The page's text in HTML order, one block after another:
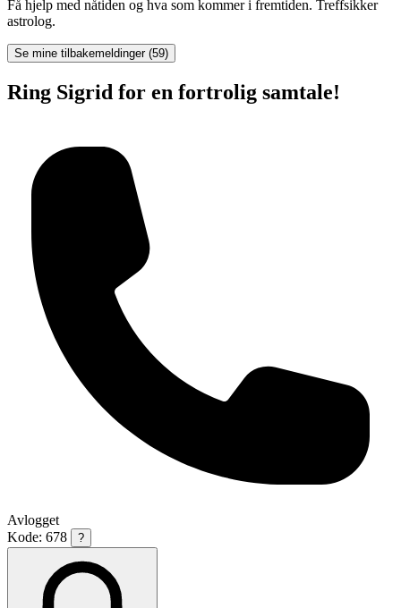
Få hjelp med nåtiden og hva som kommer i fremtiden. Treffsikker
astrolog.
Se mine tilbakemeldinger (59)
Ring Sigrid for en fortrolig samtale!
Avlogget
Kode: 678
?